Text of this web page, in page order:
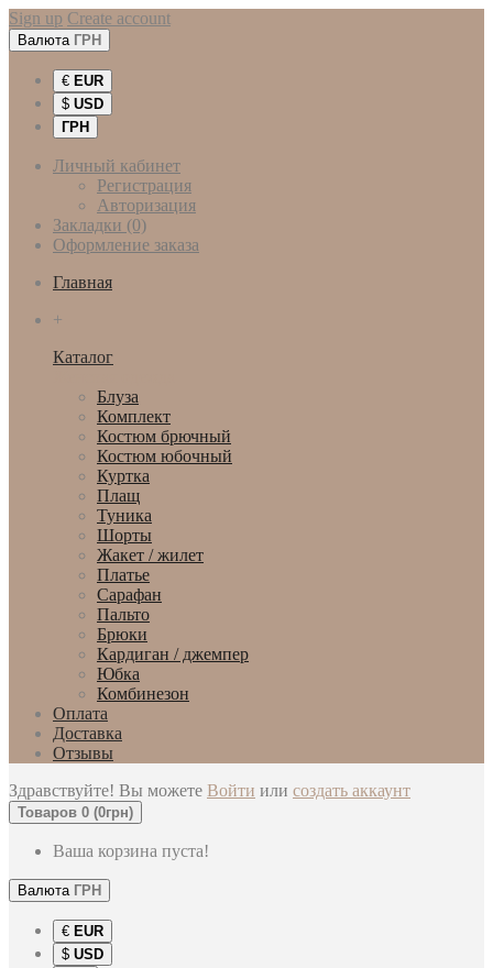
Sign up Create account
Валюта ГРН
€ EUR
$ USD
ГРН
Личный кабинет
Регистрация
Авторизация
Закладки (0)
Оформление заказа
Главная
+
Каталог
Блуза
Комплект
Костюм брючный
Костюм юбочный
Куртка
Плащ
Туника
Шорты
Жакет / жилет
Платье
Сарафан
Пальто
Брюки
Кардиган / джемпер
Юбка
Комбинезон
Оплата
Доставка
Отзывы
Здравствуйте! Вы можете Войти или создать аккаунт
Товаров 0 (0грн)
Ваша корзина пуста!
Валюта ГРН
€ EUR
$ USD